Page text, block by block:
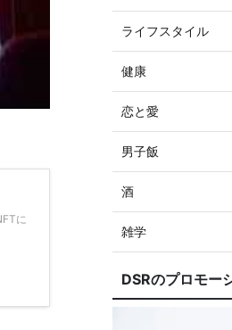
に
ライフスタイル
健康
恋と愛
男子飯
酒
雑学
DSRのプロモー